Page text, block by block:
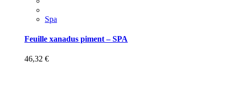
Spa
Feuille xanadus piment – SPA
46,32 €